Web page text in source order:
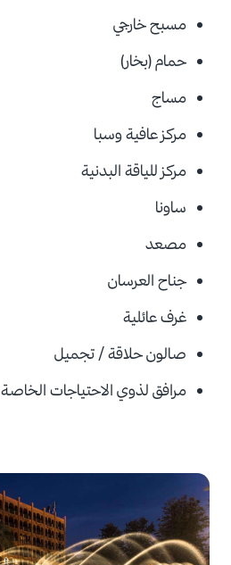
مسبح خارجي
حمام (بخار)
مساج
مركز عافية وسبا
مركز للياقة البدنية
ساونا
مصعد
جناح العرسان
غرف عائلية
صالون حلاقة / تجميل
مرافق لذوي الاحتياجات الخاصة